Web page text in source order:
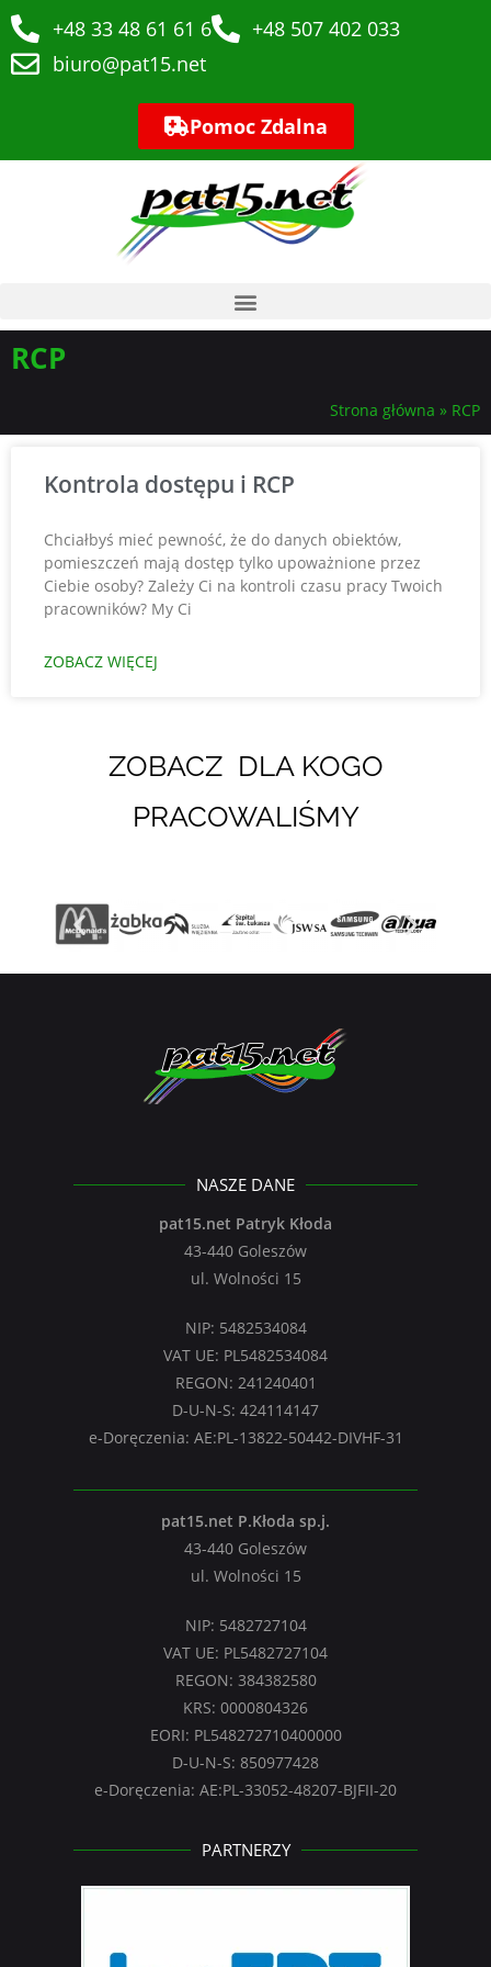
+48 33 48 61 61 6
+48 507 402 033
biuro@pat15.net
Pomoc Zdalna
RCP
Strona główna » RCP
Kontrola dostępu i RCP
Chciałbyś mieć pewność, że do danych obiektów,
pomieszczeń mają dostęp tylko upoważnione przez
Ciebie osoby? Zależy Ci na kontroli czasu pracy Twoich
pracowników? My Ci
ZOBACZ WIĘCEJ
ZOBACZ DLA KOGO
PRACOWALIŚMY
NASZE DANE
pat15.net Patryk Kłoda
43-440 Goleszów
ul. Wolności 15
NIP: 5482534084
VAT UE: PL5482534084
REGON: 241240401
D-U-N-S: 424114147
e-Doręczenia: AE:PL-13822-50442-DIVHF-31
pat15.net P.Kłoda sp.j.
43-440 Goleszów
ul. Wolności 15
NIP: 5482727104
VAT UE: PL5482727104
REGON: 384382580
KRS: 0000804326
EORI: PL548272710400000
D-U-N-S: 850977428
e-Doręczenia: AE:PL-33052-48207-BJFII-20
PARTNERZY